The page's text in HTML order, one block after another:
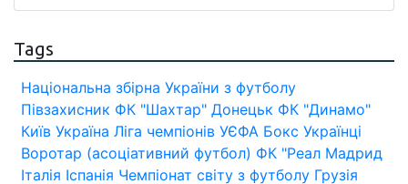
Tags
Національна збірна України з футболу
Півзахисник ФК "Шахтар" Донецьк ФК "Динамо"
Київ Україна Ліга чемпіонів УЄФА Бокс Українці
Воротар (асоціативний футбол) ФК "Реал Мадрид
Італія Іспанія Чемпіонат світу з футболу Грузія